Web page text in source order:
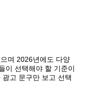
며 2026년에도 다양
이 선택해야 할 기준이
고 문구만 보고 선택